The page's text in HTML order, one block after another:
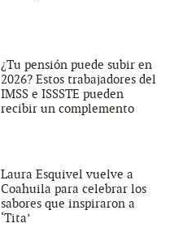
¿Tu pensión puede subir en
2026? Estos trabajadores del
IMSS e ISSSTE pueden
recibir un complemento
Laura Esquivel vuelve a
Coahuila para celebrar los
sabores que inspiraron a
‘Tita’